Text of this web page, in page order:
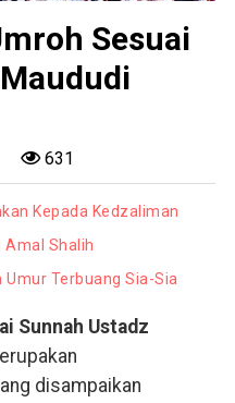
Sesuai
631
Kepada Kedzaliman
Amal Shalih
Terbuang Sia-Sia
Sunnah Ustadz
disampaikan